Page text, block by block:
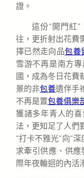
證。
這份“開門紅
往，更折射出花費
擇已然走向品包養
雪游不再是南方
國，成為冬日花費
景的非包養遺伴手
不再是置包養俱樂
獲諸多年青人的
法，更知足了人們
“打卡不雅光”向“
求牽引供應、供應
際年夜輪迴的內活